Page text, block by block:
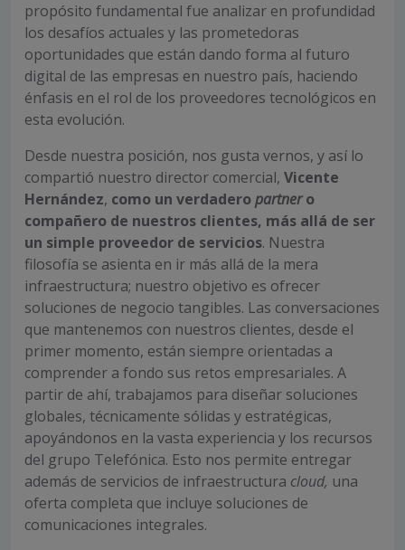
propósito fundamental fue analizar en profundidad
los desafíos actuales y las prometedoras
oportunidades que están dando forma al futuro
digital de las empresas en nuestro país, haciendo
énfasis en el rol de los proveedores tecnológicos en
esta evolución.
Desde nuestra posición, nos gusta vernos, y así lo
compartió nuestro director comercial, Vicente
Hernández, como un verdaderopartnero
compañero de nuestros clientes, más allá de ser
un simple proveedor de servicios. Nuestra
filosofía se asienta en ir más allá de la mera
infraestructura; nuestro objetivo es ofrecer
soluciones de negocio tangibles. Las conversaciones
que mantenemos con nuestros clientes, desde el
primer momento, están siempre orientadas a
comprender a fondo sus retos empresariales. A
partir de ahí, trabajamos para diseñar soluciones
globales, técnicamente sólidas y estratégicas,
apoyándonos en la vasta experiencia y los recursos
del grupo Telefónica. Esto nos permite entregar
además de servicios de infraestructura cloud, una
oferta completa que incluye soluciones de
comunicaciones integrales.